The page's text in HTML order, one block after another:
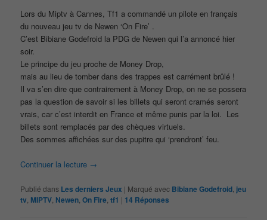
Lors du Miptv à Cannes, Tf1 a commandé un pilote en français
du nouveau jeu tv de Newen ‘On Fire’ .
C’est Bibiane Godefroid la PDG de Newen qui l’a annoncé hier
soir.
Le principe du jeu proche de Money Drop,
mais au lieu de tomber dans des trappes est carrément brûlé !
Il va s’en dire que contrairement à Money Drop, on ne se possera
pas la question de savoir si les billets qui seront cramés seront
vrais, car c’est interdit en France et même punis par la loi. Les
billets sont remplacés par des chèques virtuels.
Des sommes affichées sur des pupitre qui ‘prendront’ feu.
Continuer la lecture →
Publié dans Les derniers Jeux | Marqué avec Bibiane Godefroid jeu
tv MIPTV Newen ,On Fire ,tf1 | 14 Réponses